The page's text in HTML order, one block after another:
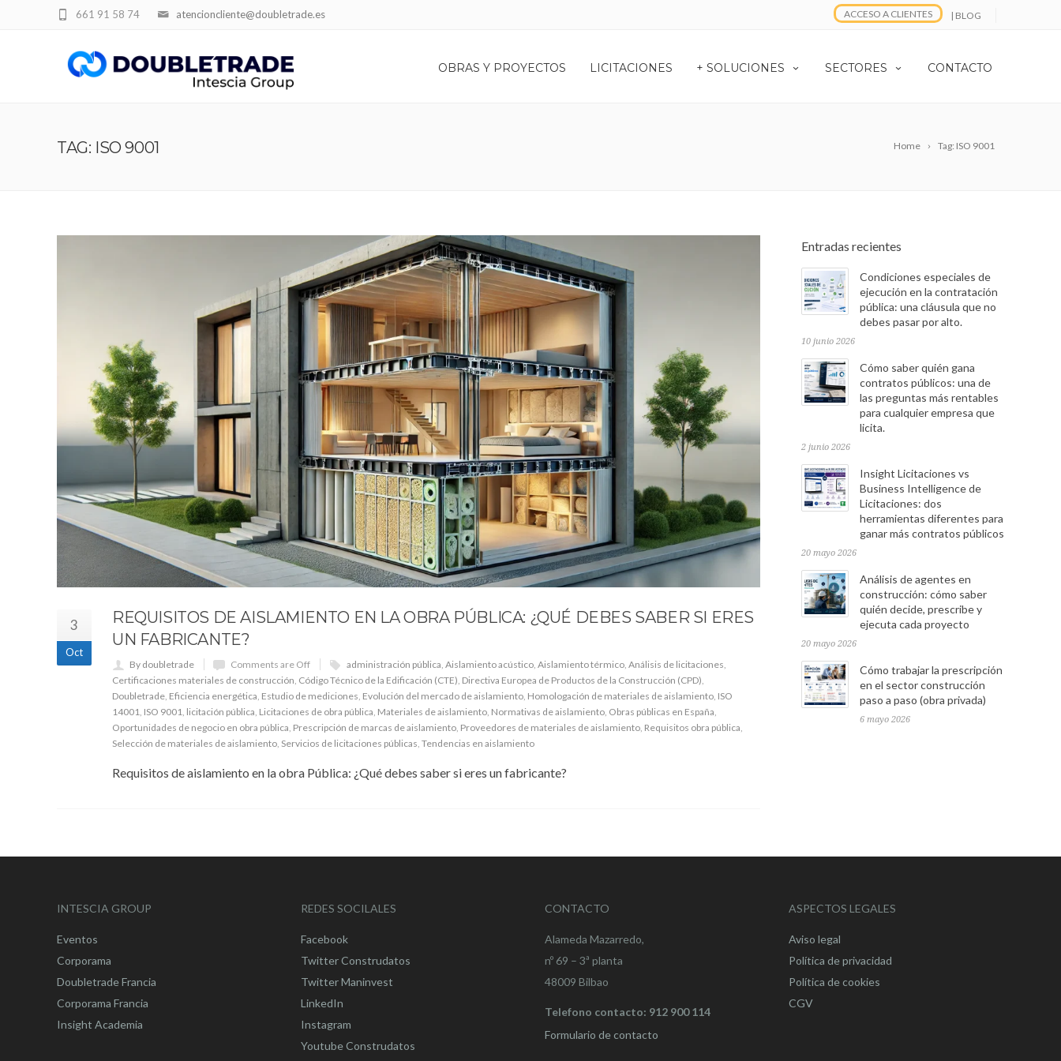
atencioncliente@doubletrade.es
661 91 58 74 ACCESO A CLIENTES | BLOG
OBRAS Y PROYECTOS LICITACIONES + SOLUCIONES SECTORES CONTACTO
Home Tag: ISO 9001
TAG: ISO 9001
3
Oct
REQUISITOS DE AISLAMIENTO EN LA OBRA PÚBLICA: ¿QUÉ DEBES SABER SI ERES
UN FABRICANTE?
By doubletrade Comments are Off administración pública Aislamiento acústico Aislamiento térmico Análisis de licitaciones
Certificaciones materiales de construcción Código Técnico de la Edificación (CTE) Directiva Europea de Productos de la Construcción (CPD)
Doubletrade Eficiencia energética Estudio de mediciones Evolución del mercado de aislamiento Homologación de materiales de aislamiento ISO
14001 ISO 9001 licitación pública Licitaciones de obra pública Materiales de aislamiento Normativas de aislamiento Obras públicas en España
Oportunidades de negocio en obra pública Prescripción de marcas de aislamiento Proveedores de materiales de aislamiento Requisitos obra pública
Selección de materiales de aislamiento Servicios de licitaciones públicas Tendencias en aislamiento
Requisitos de aislamiento en la obra Pública: ¿Qué debes saber si eres un fabricante?
Entradas recientes
Condiciones especiales de
ejecución en la contratación
pública: una cláusula que no
debes pasar por alto.
10 junio 2026
Cómo saber quién gana
contratos públicos: una de
las preguntas más rentables
para cualquier empresa que
licita.
2 junio 2026
Insight Licitaciones vs
Business Intelligence de
Licitaciones: dos
herramientas diferentes para
ganar más contratos públicos
20 mayo 2026
Análisis de agentes en
construcción: cómo saber
quién decide, prescribe y
ejecuta cada proyecto
20 mayo 2026
Cómo trabajar la prescripción
en el sector construcción
paso a paso (obra privada)
6 mayo 2026
INTESCIA GROUP
Eventos
Corporama
Doubletrade Francia
Corporama Francia
Insight Academia
REDES SOCILALES
Facebook
Twitter Construdatos
Twitter Maninvest
LinkedIn
Instagram
Youtube Construdatos
CONTACTO
Alameda Mazarredo,
nº 69 – 3ª planta
48009 Bilbao
Telefono contacto: 912 900 114
Formulario de contacto
ASPECTOS LEGALES
Aviso legal
Política de privacidad
Política de cookies
CGV